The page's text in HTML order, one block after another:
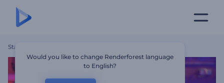
Startseite
Would you like to change Renderforest language
to English?